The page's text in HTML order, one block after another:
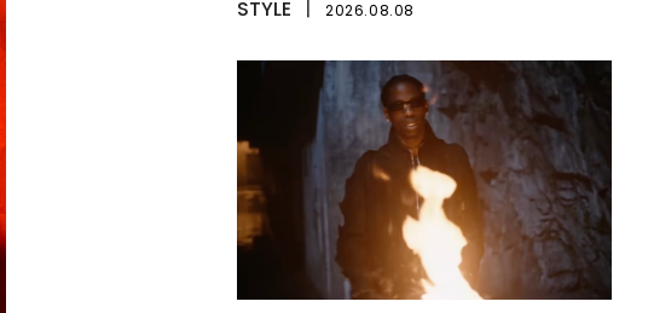
STYLE 2026.08.08